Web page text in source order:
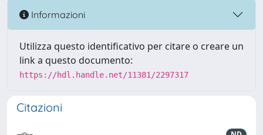
Informazioni
Utilizza questo identificativo per citare o creare un
link a questo documento:
https://hdl.handle.net/11381/2297317
Citazioni